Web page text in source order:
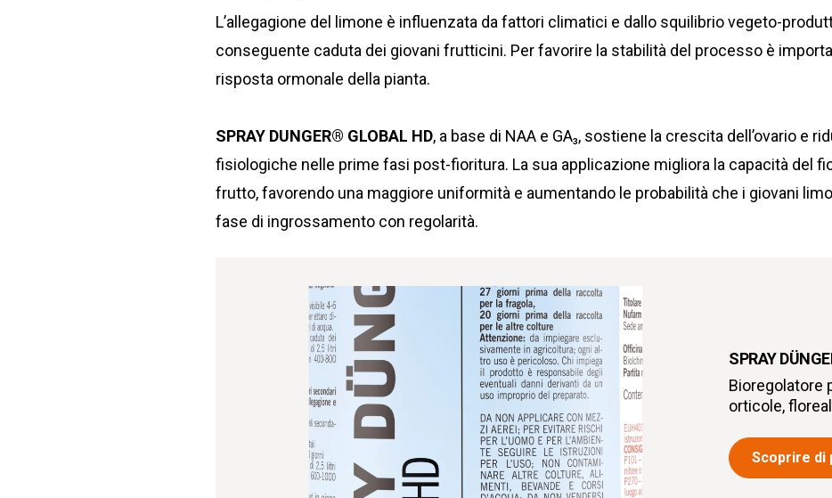
L’allegagione del limone è influenzata da fattori climatici e dallo squilibrio vegeto-
conseguente caduta dei giovani frutticini. Per favorire la stabilità del processo è
risposta ormonale della pianta.
SPRAY DUNGER® GLOBAL HD, a base di NAA e GA₃, sostiene la crescita dell’ovario e
fisiologiche nelle prime fasi post-fioritura. La sua applicazione migliora la capacità del
frutto, favorendo una maggiore uniformità e aumentando le probabilità che i giovani
fase di ingrossamento con regolarità.
SPRAY
Bioregolatore
orticole,
Scoprire di